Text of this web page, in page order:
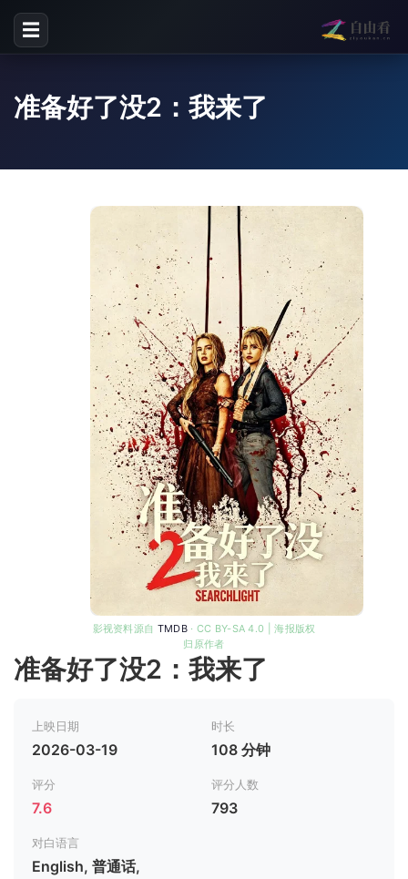
☰
准备好了没2：我来了
影视资料源自 TMDB· CC BY-SA 4.0 | 海报版权
归原作者
准备好了没2：我来了
上映日期
2026-03-19
时长
108 分钟
评分
7.6
评分人数
793
对白语言
English, 普通话,